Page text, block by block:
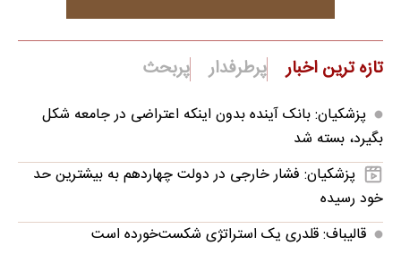
تازه ترین اخبار پرطرفدار پربحث
پزشکیان: بانک آینده بدون اینکه اعتراضی در جامعه شکل
بگیرد، بسته شد
پزشکیان: فشار خارجی در دولت چهاردهم به بیشترین حد
خود رسیده
قالیباف: قلدری یک استراتژی شکست‌خورده است